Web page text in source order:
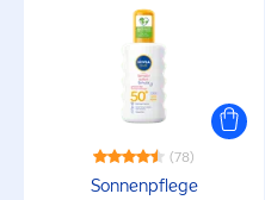
(78)
Sonnenpflege